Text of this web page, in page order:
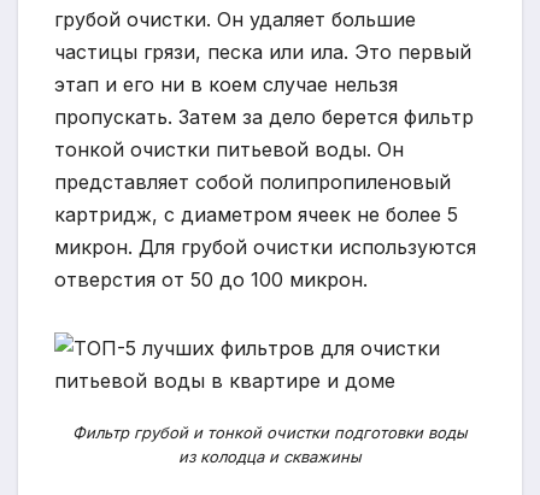
грубой очистки. Он удаляет большие
частицы грязи, песка или ила. Это первый
этап и его ни в коем случае нельзя
пропускать. Затем за дело берется фильтр
тонкой очистки питьевой воды. Он
представляет собой полипропиленовый
картридж, с диаметром ячеек не более 5
микрон. Для грубой очистки используются
отверстия от 50 до 100 микрон.
Фильтр грубой и тонкой очистки подготовки воды
из колодца и скважины